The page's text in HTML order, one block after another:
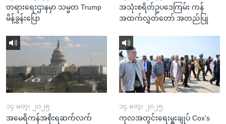
တရားရေးဌာနမှာ သမ္မတ Trump
မိန့်ခွန်းပြော
အသုံးစရိတ်ဥပဒေကြမ်း ကန်
အထက်လွှတ်တော် အတည်ပြု
၁၄ မတ္၊ ၂၀၂၅
အမေရိကန်အစိုးရဆက်လက်
၁၄ မတ္၊ ၂၀၂၅
ကုလအတွင်းရေးမှူးချုပ် Cox's